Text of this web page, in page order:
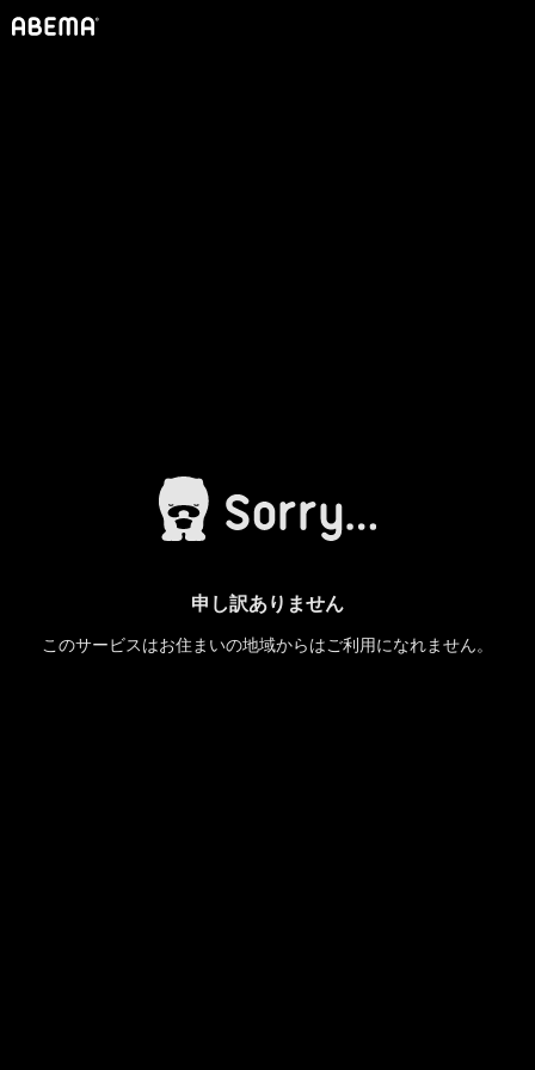
申し訳ありません
このサービスはお住まいの地域からはご利用になれません。